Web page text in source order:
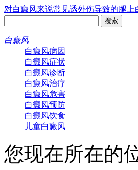
对白癜风来说常见诱外伤导致的腿上
白癜风
白癜风病因 |
白癜风症状|
白癜风诊断|
白癜风治疗|
白癜风危害|
白癜风预防|
白癜风饮食|
儿童白癜风
您现在所在的